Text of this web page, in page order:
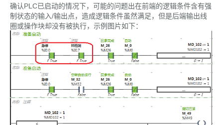
确认PLC已启动的情况下，可能的问题出在前端的逻辑条件含有强
制状态的输入/输出点，造成逻辑条件虽然满足，但是后端输出线
圈或操作块却没有被执行，示例图片如下：